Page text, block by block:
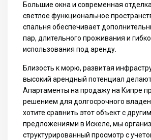
Большие окна и современная
светлое функциональное
спальня обеспечивает
пар, длительного проживания и
использования под аренду.
Близость к морю, развитая
высокий арендный потенциал
Апартаменты на продажу на Кипре
решением для долгосрочного
хотите сравнить этот объект с
предложениями в Искеле, мы
структурированный просмотр с